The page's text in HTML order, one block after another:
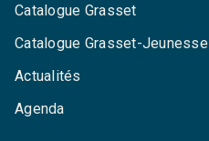
Catalogue Grasset
Catalogue Grasset-Jeunesse
Actualités
Agenda